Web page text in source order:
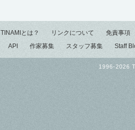
TINAMIとは？ リンクについて
免責事項
API
作家募集 スタッフ募集 Staff
1996-2026